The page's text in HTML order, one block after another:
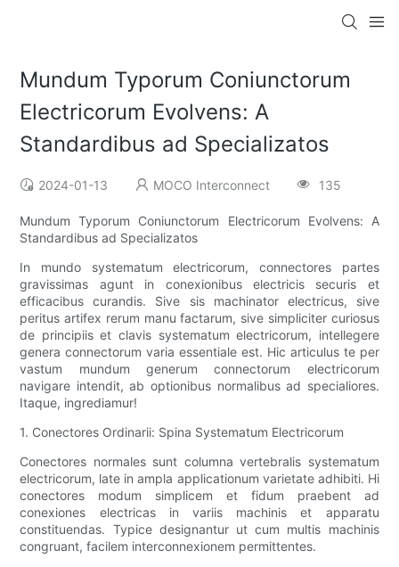
Mundum Typorum Coniunctorum
Electricorum Evolvens: A
Standardibus ad Specializatos
2024-01-13 MOCO Interconnect 135
Mundum Typorum Coniunctorum Electricorum Evolvens: A
Standardibus ad Specializatos
In mundo systematum electricorum, connectores partes
gravissimas agunt in conexionibus electricis securis et
efficacibus curandis. Sive sis machinator electricus, sive
peritus artifex rerum manu factarum, sive simpliciter curiosus
de principiis et clavis systematum electricorum, intellegere
genera connectorum varia essentiale est. Hic articulus te per
vastum mundum generum connectorum electricorum
navigare intendit, ab optionibus normalibus ad specialiores.
Itaque, ingrediamur!
1. Conectores Ordinarii: Spina Systematum Electricorum
Conectores normales sunt columna vertebralis systematum
electricorum, late in ampla applicationum varietate adhibiti. Hi
conectores modum simplicem et fidum praebent ad
conexiones electricas in variis machinis et apparatu
constituendas. Typice designantur ut cum multis machinis
congruant, facilem interconnexionem permittentes.